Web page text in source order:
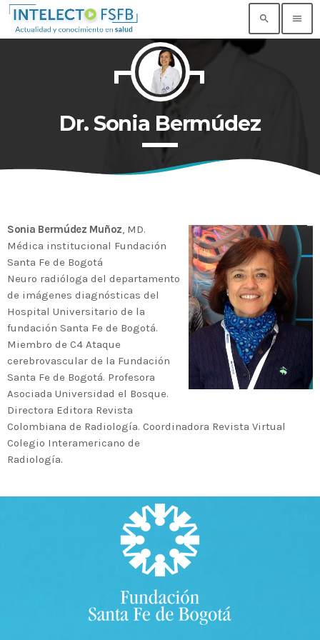
search menu
17 SEPTIEMBRE, 2021
Building an Office: Architectural Glass
Why Architectural Drafting Is Common in
Architectural Design
today 14 AGOSTO, 2019
Noticia de personal salud 5
today 17 SEPTIEMBRE, 2021
MOST UPVOTED
today 14 AGOSTO, 2019
ADMINISTRATOR
Validating Enterprise
Dr. Sonia Bermúdez
Sonia Bermúdez Muñoz, MD.
Médica institucional Fundación
Santa Fe de Bogotá
Neuro radióloga del departamento
de imágenes diagnósticas del
Hospital Universitario de la
fundación Santa Fe de Bogotá.
Miembro de C4 Ataque
cerebrovascular de la Fundación
Santa Fe de Bogotá. Profesora
Asociada Universidad el Bosque.
Directora Editora Revista
Colombiana de Radiología. Coordinadora Revista Virtual
Colegio Interamericano de
Radiología.